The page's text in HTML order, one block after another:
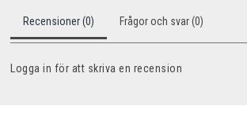
Recensioner (0) Frågor och svar (0)
Logga in för att skriva en recension